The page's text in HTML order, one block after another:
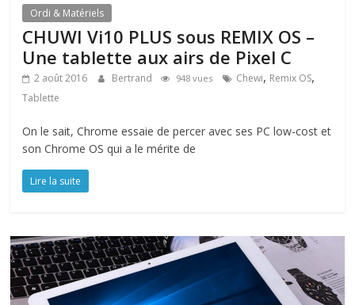
Ordi & Matériels
CHUWI Vi10 PLUS sous REMIX OS –
Une tablette aux airs de Pixel C
2 août 2016 Bertrand 948 vues Chewi, Remix OS,
Tablette
On le sait, Chrome essaie de percer avec ses PC low-cost et
son Chrome OS qui a le mérite de
Lire la suite